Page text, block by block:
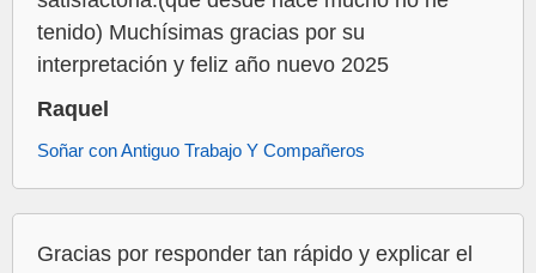
tenido) Muchísimas gracias por su
interpretación y feliz año nuevo 2025
Raquel
Soñar con Antiguo Trabajo Y Compañeros
Gracias por responder tan rápido y explicar el